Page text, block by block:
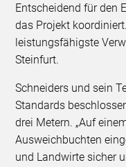
Entscheidend für den
das Projekt
leistungsfähigste
Steinfurt.
Schneiders und sein
Standards
drei Metern. „Auf
Ausweichbuchten
und Landwirte sicher